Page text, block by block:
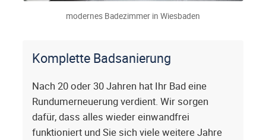
modernes Badezimmer in Wiesbaden
Komplette Badsanierung
Nach 20 oder 30 Jahren hat Ihr Bad eine
Rundumerneuerung verdient. Wir sorgen
dafür, dass alles wieder einwandfrei
funktioniert und Sie sich viele weitere Jahre